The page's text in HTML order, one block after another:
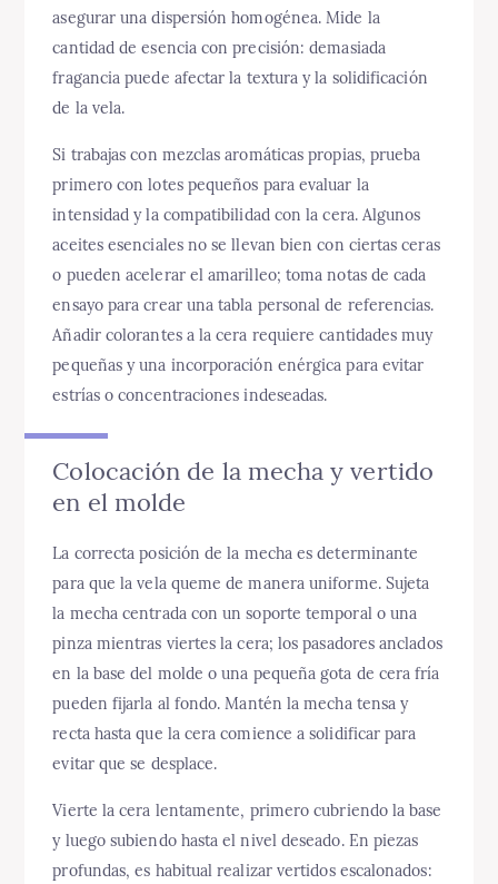
asegurar una dispersión homogénea. Mide la
cantidad de esencia con precisión: demasiada
fragancia puede afectar la textura y la solidificación
de la vela.
Si trabajas con mezclas aromáticas propias, prueba
primero con lotes pequeños para evaluar la
intensidad y la compatibilidad con la cera. Algunos
aceites esenciales no se llevan bien con ciertas ceras
o pueden acelerar el amarilleo; toma notas de cada
ensayo para crear una tabla personal de referencias.
Añadir colorantes a la cera requiere cantidades muy
pequeñas y una incorporación enérgica para evitar
estrías o concentraciones indeseadas.
Colocación de la mecha y vertido
en el molde
La correcta posición de la mecha es determinante
para que la vela queme de manera uniforme. Sujeta
la mecha centrada con un soporte temporal o una
pinza mientras viertes la cera; los pasadores anclados
en la base del molde o una pequeña gota de cera fría
pueden fijarla al fondo. Mantén la mecha tensa y
recta hasta que la cera comience a solidificar para
evitar que se desplace.
Vierte la cera lentamente, primero cubriendo la base
y luego subiendo hasta el nivel deseado. En piezas
profundas, es habitual realizar vertidos escalonados: